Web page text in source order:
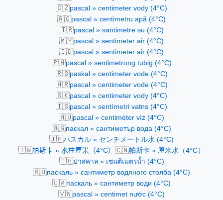
🇨🇿pascal » centimeter vody (4°C)
🇷🇴pascal » centimetru apă (4°C)
🇹🇷pascal » santimetre su (4°C)
🇲🇾pascal » sentimeter air (4°C)
🇮🇩pascal » sentimeter air (4°C)
🇵🇭pascal » sentimetrong tubig (4°C)
🇷🇸paskal » centimeter vode (4°C)
🇭🇷pascal » centimeter vode (4°C)
🇸🇰pascal » centimeter vody (4°C)
🇮🇸pascal » sentímetri vatns (4°C)
🇭🇺pascal » centiméter víz (4°C)
🇧🇬паскал » сантиметър вода (4°C)
🇯🇵パスカル » センチメートル水 (4°C)
🇹🇼帕斯卡 » 水柱厘米（4°C） 🇨🇳帕斯卡 » 厘米水（4°C）
🇹🇭ปาสคาล » เซนติเมตรน้ำ (4°C)
🇷🇺паскаль » сантиметр водяного столба (4°C)
🇺🇦паскаль » сантиметр води (4°C)
🇻🇳pascal » centimet nước (4°C)